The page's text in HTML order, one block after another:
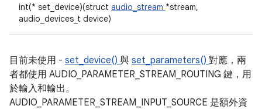
int(* set_device)(struct audio_stream *stream,
audio_devices_t device)
目前未使用 - set_device() 與 set_parameters() 對應，兩
者都使用 AUDIO_PARAMETER_STREAM_ROUTING 鍵，用
於輸入和輸出。
AUDIO_PARAMETER_STREAM_INPUT_SOURCE 是額外資